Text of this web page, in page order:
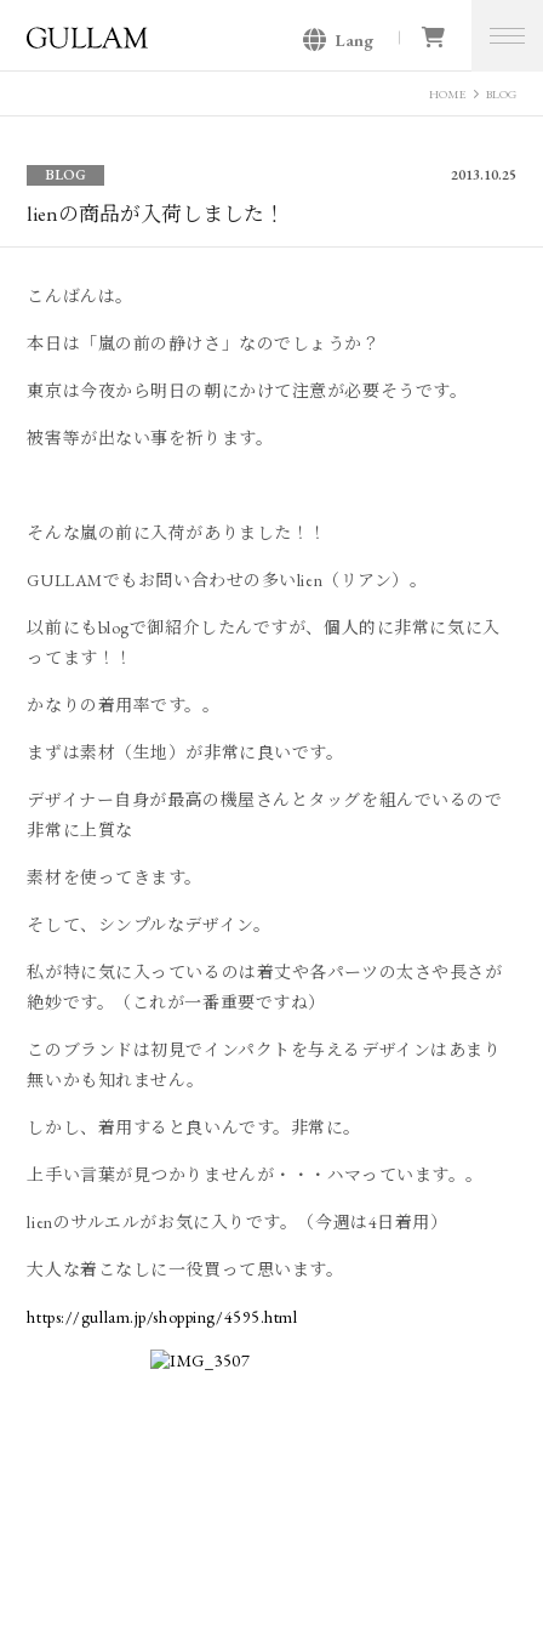
Lang
HOME BLOG
BLOG 2013.10.25
lienの商品が入荷しました！
こんばんは。
本日は「嵐の前の静けさ」なのでしょうか？
東京は今夜から明日の朝にかけて注意が必要そうです。
被害等が出ない事を祈ります。
そんな嵐の前に入荷がありました！！
GULLAMでもお問い合わせの多いlien（リアン）。
以前にもblogで御紹介したんですが、個人的に非常に気に入
ってます！！
かなりの着用率です。。
まずは素材（生地）が非常に良いです。
デザイナー自身が最高の機屋さんとタッグを組んでいるので
非常に上質な
素材を使ってきます。
そして、シンプルなデザイン。
私が特に気に入っているのは着丈や各パーツの太さや長さが
絶妙です。（これが一番重要ですね）
このブランドは初見でインパクトを与えるデザインはあまり
無いかも知れません。
しかし、着用すると良いんです。非常に。
上手い言葉が見つかりませんが・・・ハマっています。。
lienのサルエルがお気に入りです。（今週は4日着用）
大人な着こなしに一役買って思います。
https://gullam.jp/shopping/4595.html